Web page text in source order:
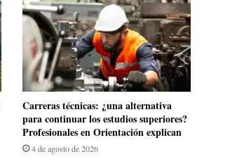
Carreras técnicas: ¿una alternativa
para continuar los estudios superiores?
Profesionales en Orientación explican
4 de agosto de 2026